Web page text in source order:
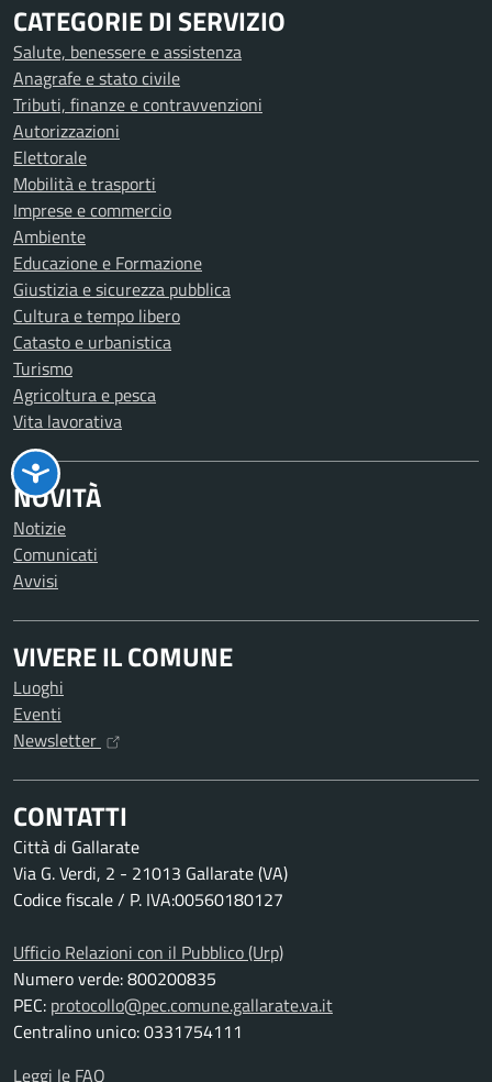
CATEGORIE DI SERVIZIO
Salute, benessere e assistenza
Anagrafe e stato civile
Tributi, finanze e contravvenzioni
Autorizzazioni
Elettorale
Mobilità e trasporti
Imprese e commercio
Ambiente
Educazione e Formazione
Giustizia e sicurezza pubblica
Cultura e tempo libero
Catasto e urbanistica
Turismo
Agricoltura e pesca
Vita lavorativa
NOVITÀ
Notizie
Comunicati
Avvisi
VIVERE IL COMUNE
Luoghi
Eventi
Newsletter
CONTATTI
Città di Gallarate
Via G. Verdi, 2 - 21013 Gallarate (VA)
Codice fiscale / P. IVA:00560180127
Ufficio Relazioni con il Pubblico (Urp)
Numero verde: 800200835
PEC: protocollo@pec.comune.gallarate.va.it
Centralino unico: 0331754111
Leggi le FAQ